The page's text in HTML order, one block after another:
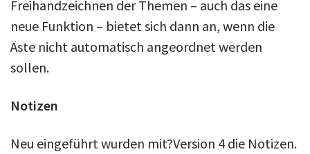
Freihandzeichnen der Themen – auch das eine
neue Funktion – bietet sich dann an, wenn die
Äste nicht automatisch angeordnet werden
sollen.
Notizen
Neu eingeführt wurden mit?Version 4 die Notizen.